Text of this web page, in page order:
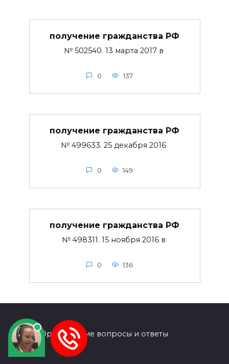
получение гражданства РФ
№ 502540. 13 марта 2017 в
0 137
получение гражданства РФ
№ 499633. 25 декабря 2016
0 149
получение гражданства РФ
№ 498311. 15 ноября 2016 в
0 136
© 2026 Юридические вопросы и ответы